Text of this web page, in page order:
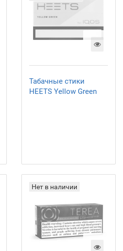
Табачные стики
HEETS Yellow Green
Нет в наличии